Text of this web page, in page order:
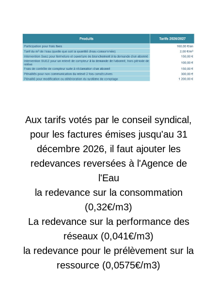
Aux tarifs votés par le conseil syndical,
pour les factures émises jusqu'au 31
décembre 2026, il faut ajouter les
redevances reversées à l'Agence de
l'Eau
la redevance sur la consommation
(0,32€/m3)
La redevance sur la performance des
réseaux (0,041€/m3)
la redevance pour le prélèvement sur la
ressource (0,0575€/m3)